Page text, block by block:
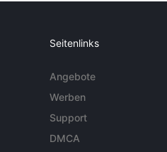
Seitenlinks
Angebote
Werben
Support
DMCA